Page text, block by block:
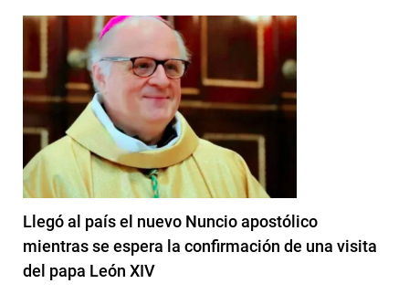
Llegó al país el nuevo Nuncio apostólico
mientras se espera la confirmación de una visita
del papa León XIV